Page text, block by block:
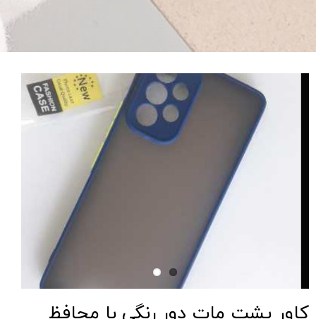
کاور پشت مات دور رنگی با محافظ